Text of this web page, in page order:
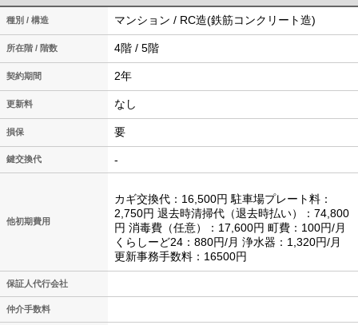
種別 / 構造 マンション / RC造(鉄筋コンクリート造)
所在階 / 階数 4階 / 5階
契約期間 2年
更新料 なし
損保 要
鍵交換代 -
他初期費用
カギ交換代：16,500円 駐車場プレート料：
2,750円 退去時清掃代（退去時払い）：74,800
円 消毒費（任意）：17,600円 町費：100円/月
くらしーど24：880円/月 浄水器：1,320円/月
更新事務手数料：16500円
保証人代行会社
仲介手数料